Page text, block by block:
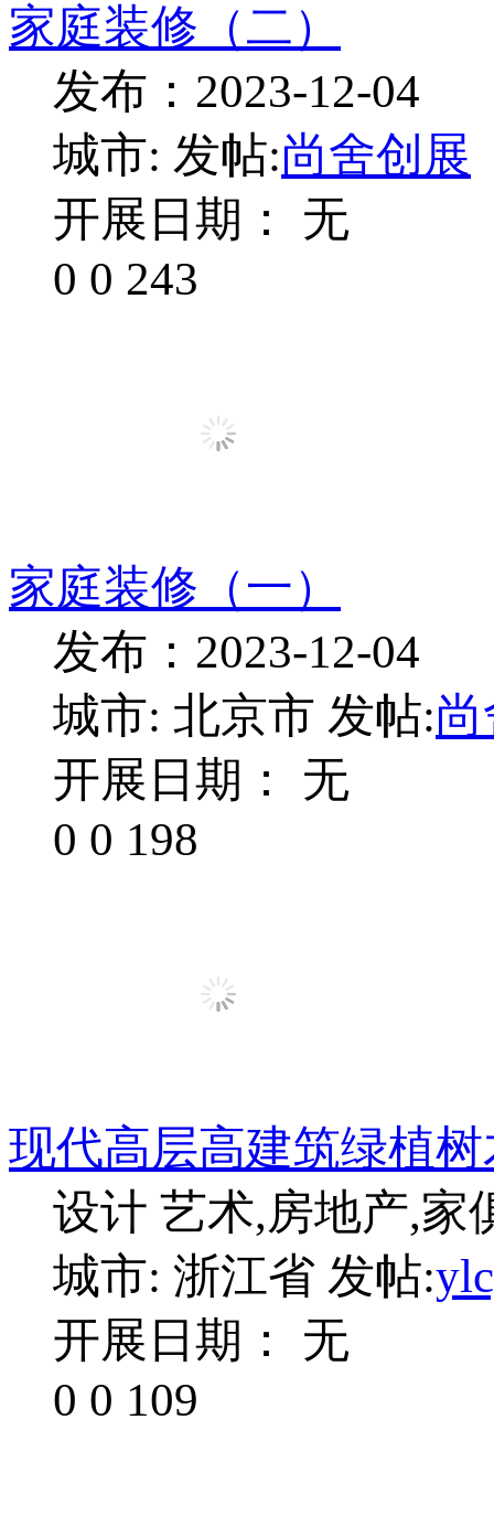
家庭装修（二）
发布：2023-12-04
城市: 发帖:尚舍创展
开展日期： 无
0 0 243
家庭装修（一）
发布：2023-12-04
城市: 北京市 发帖:
开展日期： 无
0 0 198
现代高层高建筑绿植
设计 艺术,房地产,家
城市: 浙江省 发帖:
开展日期： 无
0 0 109